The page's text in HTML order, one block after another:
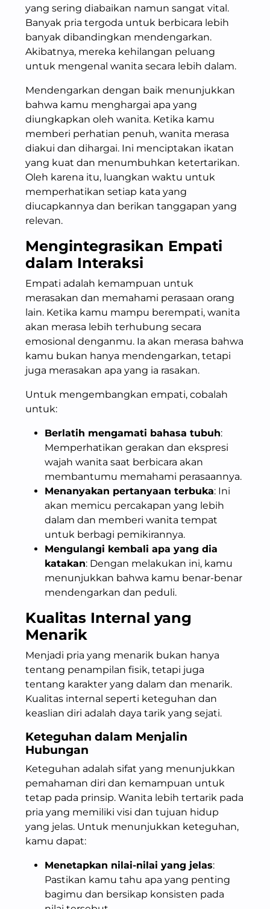
yang sering diabaikan namun sangat vital.
Banyak pria tergoda untuk berbicara lebih
banyak dibandingkan mendengarkan.
Akibatnya, mereka kehilangan peluang
untuk mengenal wanita secara lebih dalam.
Mendengarkan dengan baik menunjukkan
bahwa kamu menghargai apa yang
diungkapkan oleh wanita. Ketika kamu
memberi perhatian penuh, wanita merasa
diakui dan dihargai. Ini menciptakan ikatan
yang kuat dan menumbuhkan ketertarikan.
Oleh karena itu, luangkan waktu untuk
memperhatikan setiap kata yang
diucapkannya dan berikan tanggapan yang
relevan.
Mengintegrasikan Empati
dalam Interaksi
Empati adalah kemampuan untuk
merasakan dan memahami perasaan orang
lain. Ketika kamu mampu berempati, wanita
akan merasa lebih terhubung secara
emosional denganmu. Ia akan merasa bahwa
kamu bukan hanya mendengarkan, tetapi
juga merasakan apa yang ia rasakan.
Untuk mengembangkan empati, cobalah
untuk:
Berlatih mengamati bahasa tubuh:
Memperhatikan gerakan dan ekspresi
wajah wanita saat berbicara akan
membantumu memahami perasaannya.
Menanyakan pertanyaan terbuka: Ini
akan memicu percakapan yang lebih
dalam dan memberi wanita tempat
untuk berbagi pemikirannya.
Mengulangi kembali apa yang dia
katakan: Dengan melakukan ini, kamu
menunjukkan bahwa kamu benar-benar
mendengarkan dan peduli.
Kualitas Internal yang
Menarik
Menjadi pria yang menarik bukan hanya
tentang penampilan fisik, tetapi juga
tentang karakter yang dalam dan menarik.
Kualitas internal seperti keteguhan dan
keaslian diri adalah daya tarik yang sejati.
Keteguhan dalam Menjalin
Hubungan
Keteguhan adalah sifat yang menunjukkan
pemahaman diri dan kemampuan untuk
tetap pada prinsip. Wanita lebih tertarik pada
pria yang memiliki visi dan tujuan hidup
yang jelas. Untuk menunjukkan keteguhan,
kamu dapat:
Menetapkan nilai-nilai yang jelas:
Pastikan kamu tahu apa yang penting
bagimu dan bersikap konsisten pada